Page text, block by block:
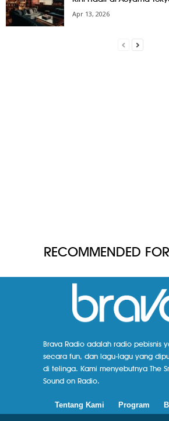
Apr 13, 2026
RECOMMENDED
Brava Radio adalah radio pebisnis
secara fun, dan lagu-lagu yang
di telinga. Kami menyebutnya The
Sound on Radio.
Tentang Kami Program